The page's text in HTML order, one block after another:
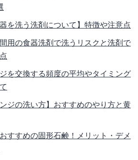
器を洗う洗剤について】特徴や注意点
用の食器洗剤で洗うリスクと洗剤で
を交換する頻度の平均やタイミング
ンジの洗い方】おすすめのやり方と黄
すすめの固形石鹸！メリット・デメ